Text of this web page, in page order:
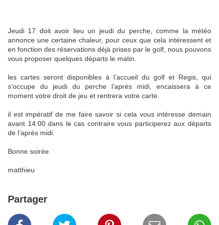
Jeudi 17 doit avoir lieu un jeudi du perche, comme la météo
annonce une certaine chaleur, pour ceux que cela intéressent et
en fonction des réservations déjà prises par le golf, nous pouvons
vous proposer quelques départs le matin.
les cartes seront disponibles à l’accueil du golf et Regis, qui
s’occupe du jeudi du perche l’après midi, encaissera à ce
moment votre droit de jeu et rentrera votre carte.
il est impératif de me faire savoir si cela vous intéresse demain
avant 14:00 dans le cas contraire vous participerez aux départs
de l’après midi.
Bonne soirée
matthieu
Partager